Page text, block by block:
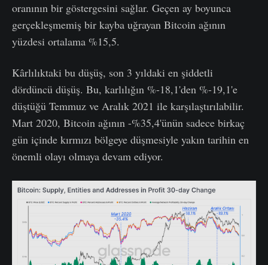
oranının bir göstergesini sağlar. Geçen ay boyunca
gerçekleşmemiş bir kayba uğrayan Bitcoin ağının
yüzdesi ortalama %15,5.
Kârlılıktaki bu düşüş, son 3 yıldaki en şiddetli
dördüncü düşüş. Bu, karlılığın %-18,1'den %-19,1'e
düştüğü Temmuz ve Aralık 2021 ile karşılaştırılabilir.
Mart 2020, Bitcoin ağının -%35,4'ünün sadece birkaç
gün içinde kırmızı bölgeye düşmesiyle yakın tarihin en
önemli olayı olmaya devam ediyor.